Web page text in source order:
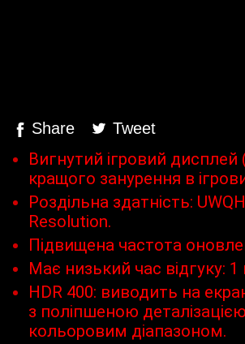
Share Tweet
Вигнутий ігровий дисплей
кращого занурення в
Роздільна здатність:
Resolution.
Підвищена частота
Має низький час відгуку: 1
HDR 400: виводить на
з поліпшеною
кольоровим діапазоном.